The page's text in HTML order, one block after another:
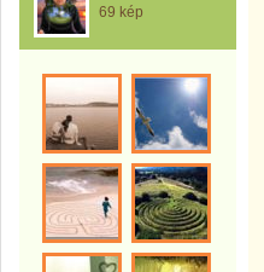
69 kép